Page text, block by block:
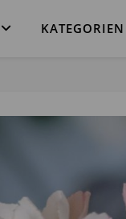
KATEGORIEN